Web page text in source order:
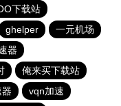
下载站
ghelper
一元机场
器
俺来买下载站
vqn加速